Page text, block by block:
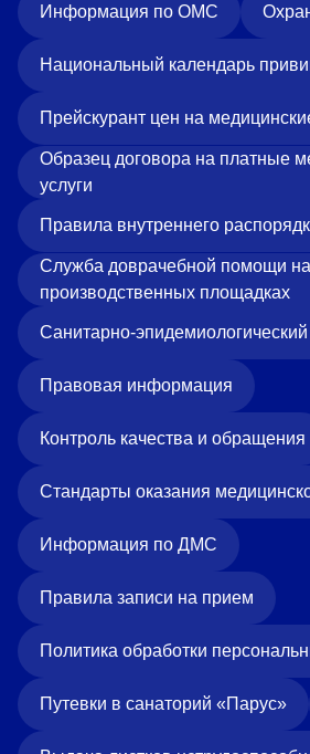
Информация по ОМС
Национальный календарь
Прейскурант цен на
Образец договора на платные
услуги
Правила внутреннего
Служба доврачебной помощи на
производственных площадках
Санитарно-
Правовая информация
Контроль качества и обращения
Стандарты оказания
Информация по ДМС
Правила записи на прием
Политика обработки
Путевки в санаторий «Парус»